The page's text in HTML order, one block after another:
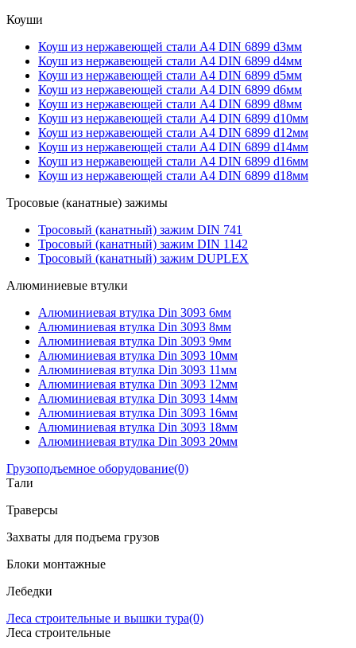
Коуши
Коуш из нержавеющей стали А4 DIN 6899 d3мм
Коуш из нержавеющей стали А4 DIN 6899 d4мм
Коуш из нержавеющей стали А4 DIN 6899 d5мм
Коуш из нержавеющей стали А4 DIN 6899 d6мм
Коуш из нержавеющей стали А4 DIN 6899 d8мм
Коуш из нержавеющей стали А4 DIN 6899 d10мм
Коуш из нержавеющей стали А4 DIN 6899 d12мм
Коуш из нержавеющей стали А4 DIN 6899 d14мм
Коуш из нержавеющей стали А4 DIN 6899 d16мм
Коуш из нержавеющей стали А4 DIN 6899 d18мм
Тросовые (канатные) зажимы
Тросовый (канатный) зажим DIN 741
Тросовый (канатный) зажим DIN 1142
Тросовый (канатный) зажим DUPLEX
Алюминиевые втулки
Алюминиевая втулка Din 3093 6мм
Алюминиевая втулка Din 3093 8мм
Алюминиевая втулка Din 3093 9мм
Алюминиевая втулка Din 3093 10мм
Алюминиевая втулка Din 3093 11мм
Алюминиевая втулка Din 3093 12мм
Алюминиевая втулка Din 3093 14мм
Алюминиевая втулка Din 3093 16мм
Алюминиевая втулка Din 3093 18мм
Алюминиевая втулка Din 3093 20мм
Грузоподъемное оборудование(0)
Тали
Траверсы
Захваты для подъема грузов
Блоки монтажные
Лебедки
Леса строительные и вышки тура(0)
Леса строительные